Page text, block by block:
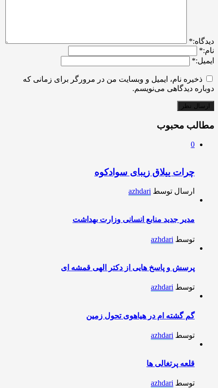
ديدگاه:*
نام:*
ایمیل:*
ذخیره نام، ایمیل و وبسایت من در مرورگر برای زمانی که
دوباره دیدگاهی می‌نویسم.
مطالب محبوب
0
چرات ییلاق زیبای سوادکوه
ارسال توسط azhdari
مدیر جدید منابع انسانی وزارت بهداشت
توسط azhdari
پرسش و پاسخ هایی از دکتر الهی قمشه ای
توسط azhdari
گم گشته ام در هیاهوی تحول زمین
توسط azhdari
قلعه پرتغالی ها
توسط azhdari